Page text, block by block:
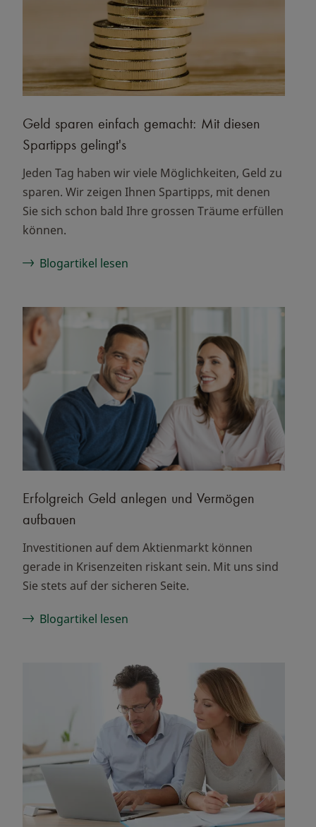
Geld sparen einfach gemacht: Mit diesen
Spartipps gelingt's
Jeden Tag haben wir viele Möglichkeiten, Geld zu
sparen. Wir zeigen Ihnen Spartipps, mit denen
Sie sich schon bald Ihre grossen Träume erfüllen
können.
Blogartikel lesen
Erfolgreich Geld anlegen und Vermögen
aufbauen
Investitionen auf dem Aktienmarkt können
gerade in Krisenzeiten riskant sein. Mit uns sind
Sie stets auf der sicheren Seite.
Blogartikel lesen